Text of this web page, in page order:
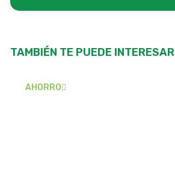
TAMBIÉN TE PUEDE INTERESAR
AHORRO